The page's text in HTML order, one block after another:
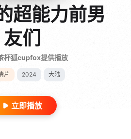
超能力前男
友们
杯狐cupfox提供播放
片 2024 大陆
立即播放